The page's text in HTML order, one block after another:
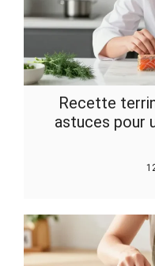
Recette
astuces pour